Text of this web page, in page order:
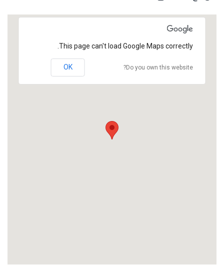
This page can't load Google Maps correctly.
Do you own this website?
OK